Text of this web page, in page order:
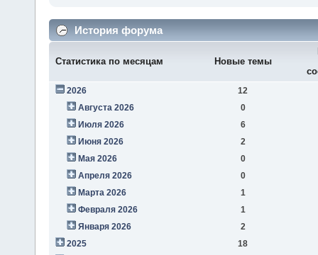
История форума
Статистика по месяцам Новые темы
2026
12
Августа 2026
0
Июля 2026
6
Июня 2026
2
Мая 2026
0
Апреля 2026
0
Марта 2026
1
Февраля 2026
1
Января 2026
2
2025
18